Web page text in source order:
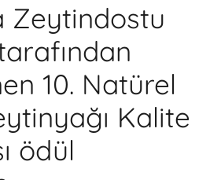
Zeytindostu
10. Natürel
Kalite
ödül